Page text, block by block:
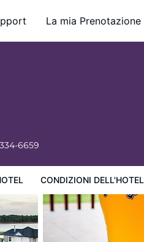
La mia Prenotazione
6659
CONDIZIONI DELL'HOTEL